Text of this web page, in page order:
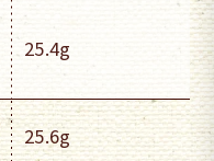
25.4g
25.6g